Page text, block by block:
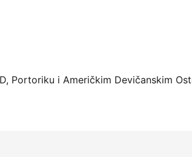
Portoriku i Američkim Devičanskim